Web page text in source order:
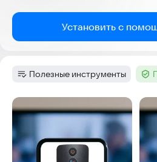
Установить с
Категория:
Полезные инструменты Тег :
Скриншоты